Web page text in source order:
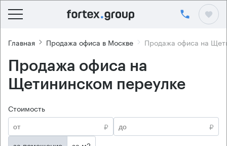
Главная Продажа офиса в Москве Продажа офиса на
Продажа офиса на
Щетининском переулке
Стоимость
₽
₽